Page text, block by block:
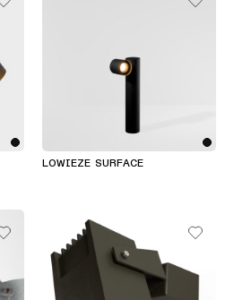
LOWIEZE SURFACE